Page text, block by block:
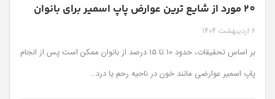
20 مورد از شایع ترین عوارض پاپ اسمیر برای بانوان
6 اردیبهشت 1404
بر اساس تحقیقات، حدود ۱۰ تا ۱۵ درصد از بانوان ممکن است پس از انجام
پاپ اسمیر عوارضی مانند خون در ناحیه رحم یا درد…